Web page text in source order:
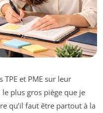
TPE et PME sur leur
plus gros piège que je
qu’il faut être partout à la